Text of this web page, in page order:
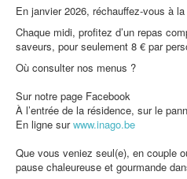
En janvier 2026, réchauffez-vous à
Chaque midi, profitez d’un repas
saveurs, pour seulement 8 € par
Où consulter nos menus ?
Sur notre page Facebook
À l’entrée de la résidence, sur le
En ligne surwww.inago.be
Que vous veniez seul(e), en couple
pause chaleureuse et gourmande